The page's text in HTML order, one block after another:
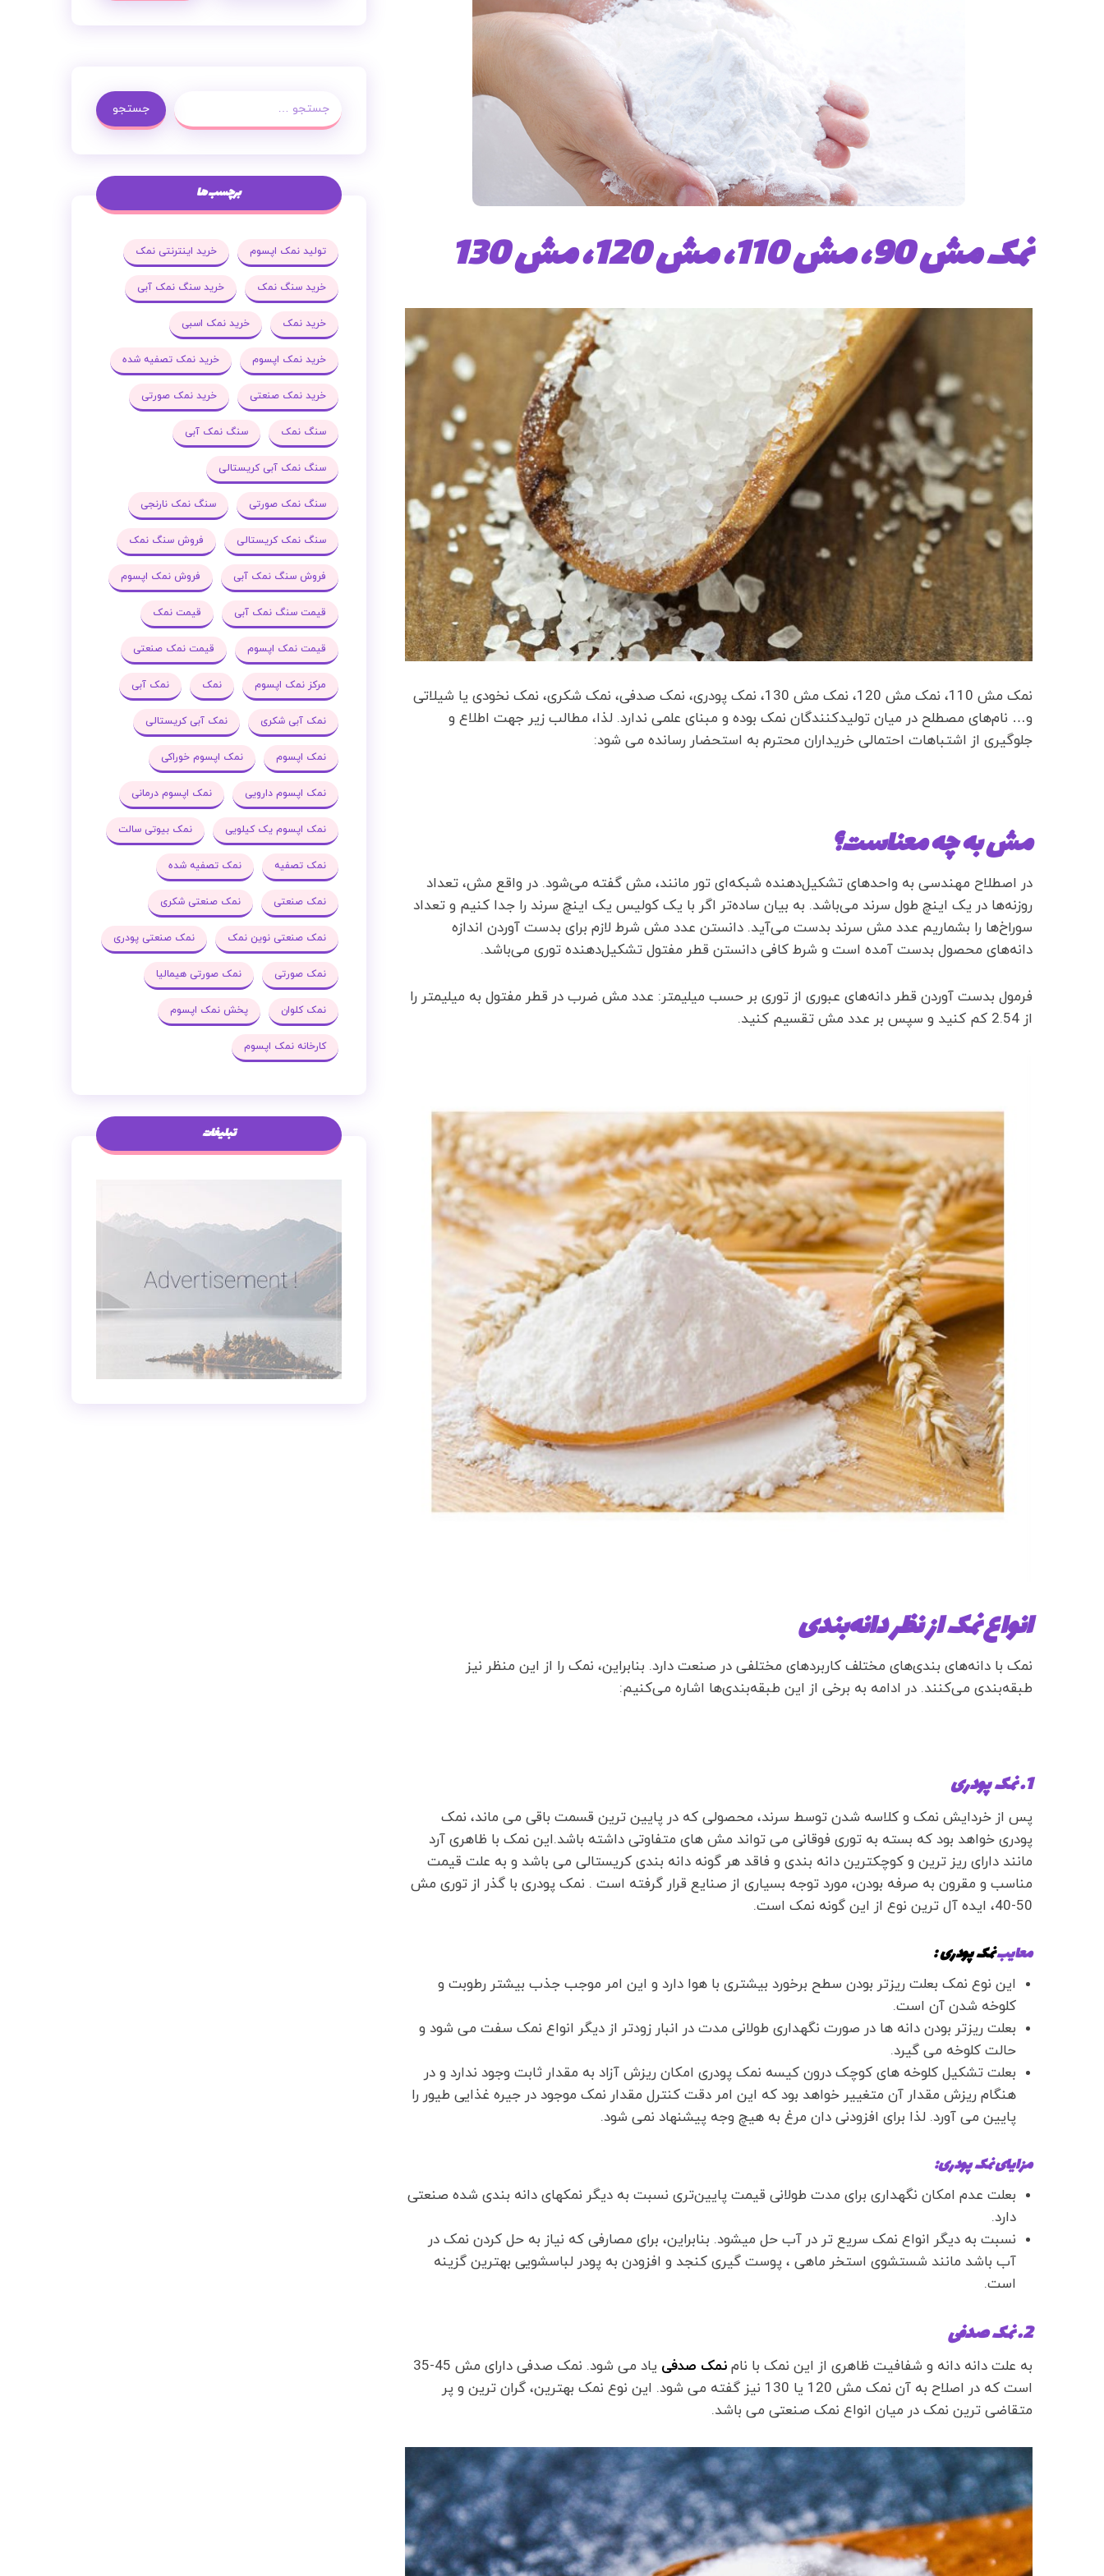
نمک مش 90، مش 110، مش 120، مش 130
نمک مش 110، نمک مش 120، نمک مش 130، نمک پودری، نمک صدفی، نمک شکری، نمک نخودی یا شیلاتی
و… نام‌های مصطلح در میان تولیدکنندگان نمک بوده و مبنای علمی ندارد. لذا، مطالب زیر جهت اطلاع و
جلوگیری از اشتباهات احتمالی خریداران محترم به استحضار رسانده می شود:
مش به چه معناست؟
در اصطلاح مهندسی به واحدهای تشکیل‌‌دهنده شبکه‌ای تور مانند، مش گفته می‌شود. در واقع مش، تعداد
روزنه‌ها در یک اینچ طول سرند می‌باشد. به بیان ساده‌تر اگر با یک کولیس یک اینچ سرند را جدا کنیم و تعداد
سوراخ‌ها را بشماریم عدد مش سرند بدست می‌آید. دانستن عدد مش شرط لازم برای بدست آوردن اندازه
دانه‌‌های محصول بدست آمده است و شرط کافی دانستن قطر مفتول تشکیل‌دهنده توری می‌باشد.
فرمول بدست آوردن قطر دانه‌های عبوری از توری بر حسب میلیمتر: عدد مش ضرب در قطر مفتول به میلیمتر را
از 2.54 کم کنید و سپس بر عدد مش تقسیم کنید.
انواع نمک از نظر دانه‌بندی
نمک با دانه‌های بندی‌های مختلف کاربردهای مختلفی در صنعت دارد. بنابراین، نمک را از این منظر نیز
طبقه‌بندی می‌کنند. در ادامه به برخی از این طبقه‌بندی‌ها اشاره می‌کنیم:
1. نمک پودری
پس از خردایش نمک و کلاسه شدن توسط سرند، محصولی که در پایین ترین قسمت باقی می ماند، نمک
پودری خواهد بود که بسته به توری فوقانی می تواند مش های متفاوتی داشته باشد.این نمک با ظاهری آرد
مانند دارای ریز ترین و کوچکترین دانه بندی و فاقد هر گونه دانه بندی کریستالی می باشد و به علت قیمت
مناسب و مقرون به صرفه بودن، مورد توجه بسیاری از صنایع قرار گرفته است . نمک پودری با گذر از توری مش
50-40، ایده آل ترین نوع از این گونه نمک است.
معایبنمک پودری :
این نوع نمک بعلت ریزتر بودن سطح برخورد بیشتری با هوا دارد و این امر موجب جذب بیشتر رطوبت و
کلوخه شدن آن است.
بعلت ریزتر بودن دانه ها در صورت نگهداری طولانی مدت در انبار زودتر از دیگر انواع نمک سفت می شود و
حالت کلوخه می گیرد.
بعلت تشکیل کلوخه های کوچک درون کیسه نمک پودری امکان ریزش آزاد به مقدار ثابت وجود ندارد و در
هنگام ریزش مقدار آن متغییر خواهد بود که این امر دقت کنترل مقدار نمک موجود در جیره غذایی طیور را
پایین می آورد. لذا برای افزودنی دان مرغ به هیچ وجه پیشنهاد نمی شود.
مزایای نمک پودری:
بعلت عدم امکان نگهداری برای مدت طولانی قیمت پایین‌تری نسبت به دیگر نمکهای دانه بندی شده صنعتی
دارد.
نسبت به دیگر انواع نمک سریع تر در آب حل میشود. بنابراین، برای مصارفی که نیاز به حل کردن نمک در
آب باشد مانند شستشوی استخر ماهی ، پوست گیری کنجد و افزودن به پودر لباسشویی بهترین گزینه
است.
2. نمک صدفی
به علت دانه دانه و شفافیت ظاهری از این نمک با نام نمک صدفی
یاد می شود. نمک صدفی دارای مش 45-35
است که در اصلاح به آن نمک مش 120 یا 130 نیز گفته می شود. این نوع نمک بهترین، گران ترین و پر
متقاضی ترین نمک در میان انواع نمک صنعتی می باشد.
جستجو
برچسب ها
تولید نمک اپسوم خرید اینترنتی نمک
خرید سنگ نمک خرید سنگ نمک آبی
خرید نمک خرید نمک اسبی
خرید نمک اپسوم خرید نمک تصفیه شده
خرید نمک صنعتی خرید نمک صورتی
سنگ نمک سنگ نمک آبی
سنگ نمک آبی کریستالی
سنگ نمک صورتی سنگ نمک نارنجی
سنگ نمک کریستالی فروش سنگ نمک
فروش سنگ نمک آبی فروش نمک اپسوم
قیمت سنگ نمک آبی قیمت نمک
قیمت نمک اپسوم قیمت نمک صنعتی
مرکز نمک اپسوم نمک نمک آبی
نمک آبی شکری نمک آبی کریستالی
نمک اپسوم نمک اپسوم خوراکی
نمک اپسوم دارویی نمک اپسوم درمانی
نمک اپسوم یک کیلویی نمک بیوتی سالت
نمک تصفیه نمک تصفیه شده
نمک صنعتی نمک صنعتی شکری
نمک صنعتی نوین نمک نمک صنعتی پودری
نمک صورتی نمک صورتی هیمالیا
نمک کلوان پخش نمک اپسوم
کارخانه نمک اپسوم
تبلیغات